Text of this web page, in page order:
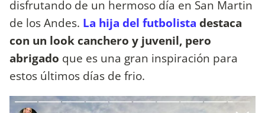
disfrutando de un hermoso día en San Martin
de los Andes. La hija del futbolista destaca
con un look canchero y juvenil, pero
abrigado que es una gran inspiración para
estos últimos días de frio.